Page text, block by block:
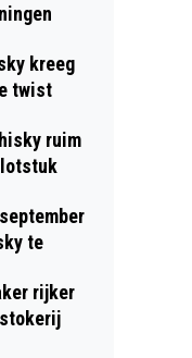
kreeg
twist
ruim
te
rijker